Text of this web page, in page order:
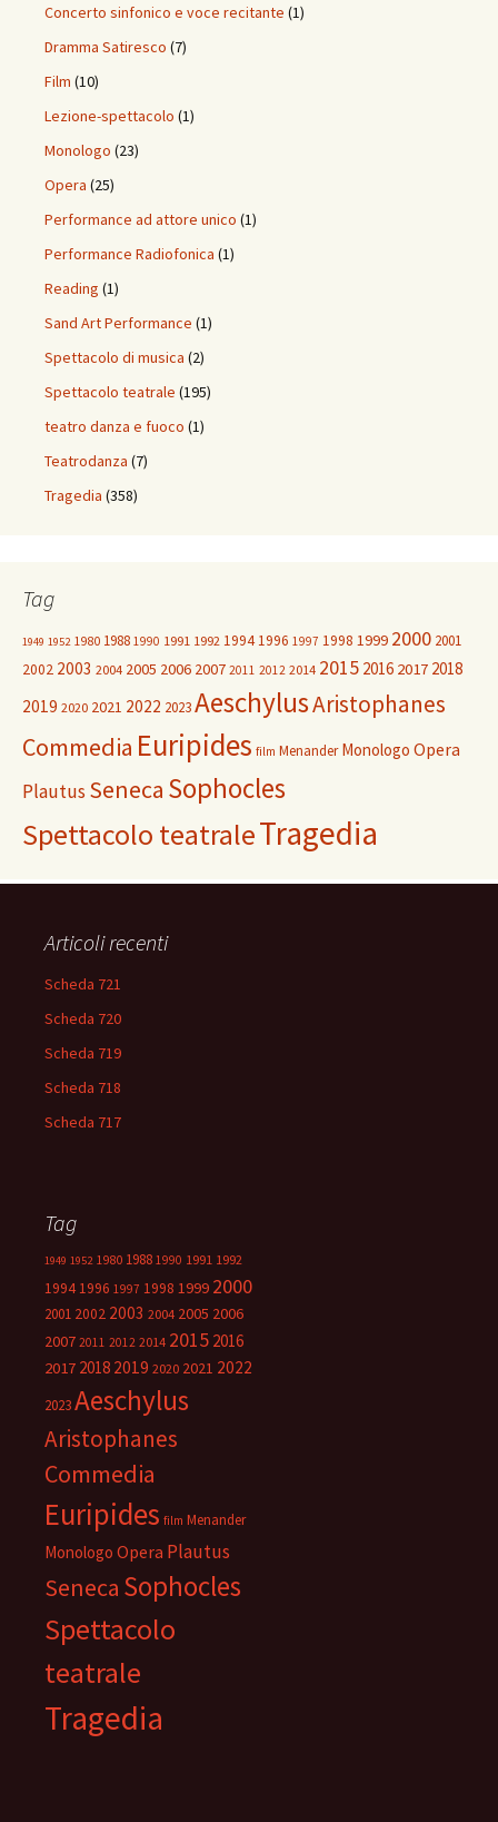
Concerto sinfonico e voce recitante (1)
Dramma Satiresco (7)
Film (10)
Lezione-spettacolo (1)
Monologo (23)
Opera (25)
Performance ad attore unico (1)
Performance Radiofonica (1)
Reading (1)
Sand Art Performance (1)
Spettacolo di musica (2)
Spettacolo teatrale (195)
teatro danza e fuoco (1)
Teatrodanza (7)
Tragedia (358)
Tag
1949 1952 1980 1988 1990 1991 1992 19941996 1997 1998 1999 2000 2001
2002 2003 2004 2005 2006 2007 2011 2012 2014 2015 2016 2017 2018
2019 2020 2021 2022 2023AeschylusAristophanes
Commedia Euripides film Menander Monologo Opera
PlautusSeneca Sophocles
Spettacolo teatraleTragedia
Articoli recenti
Scheda 721
Scheda 720
Scheda 719
Scheda 718
Scheda 717
Tag
1949 1952 1980 1988 1990 1991 1992
1994 1996 1997 1998 1999 2000
2001 2002 2003 2004 2005 2006
2007 2011 2012 2014 2015 2016
2017 2018 2019 2020 2021 2022
2023Aeschylus
Aristophanes
Commedia
Euripides film Menander
Monologo Opera Plautus
Seneca Sophocles
Spettacolo
teatrale
Tragedia